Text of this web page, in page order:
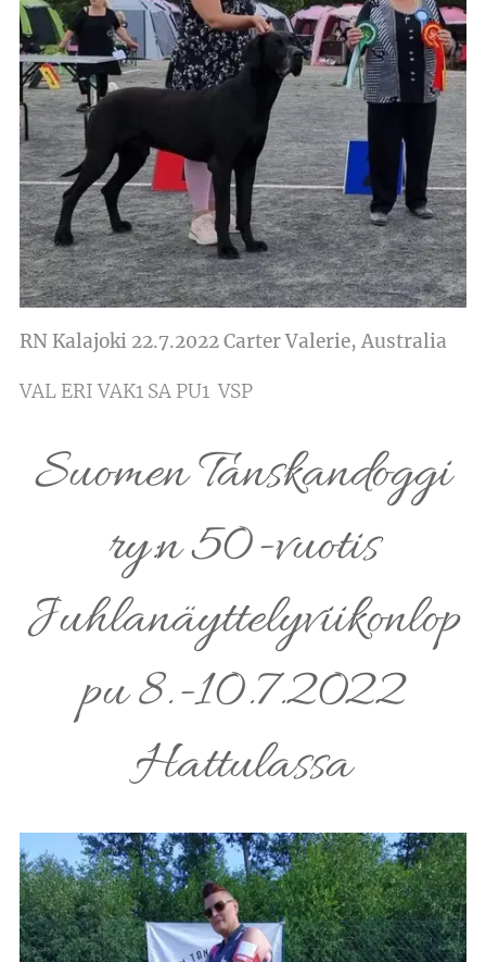
RN Kalajoki 22.7.2022 Carter Valerie, Australia
VAL ERI VAK1 SA PU1 VSP
Suomen Tanskandoggi
ry:n 50-vuotis
Juhlanäyttelyviikonlop
pu 8.-10.7.2022
Hattulassa